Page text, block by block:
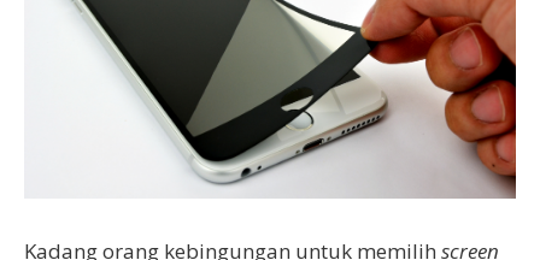
Kadang orang kebingungan untuk memilih screen